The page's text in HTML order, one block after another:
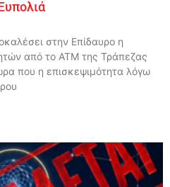
στην Επίδαυρο η
από το ΑΤΜ της Τράπεζας
που η επισκεψιμότητα λόγω